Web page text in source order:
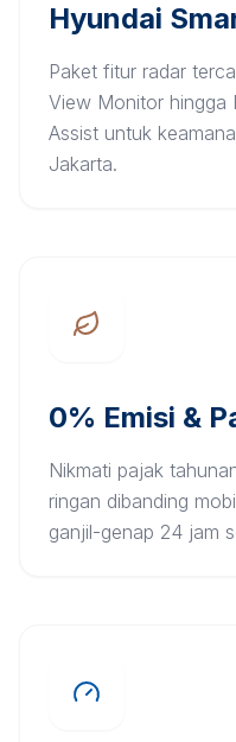
Hyundai
Paket fitur radar
View Monitor hingga
Assist untuk
Jakarta.
0% Emisi &
Nikmati pajak
ringan dibanding
ganjil-genap 24 jam